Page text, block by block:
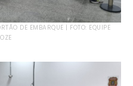
DE EMBARQUE | FOTO: EQUIPE